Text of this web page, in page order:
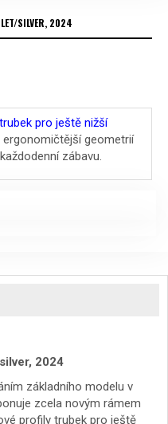
SILVER, 2024
pro ještě nižší
geometrií
zábavu.
2024
základního modelu v
zcela novým rámem
profily trubek pro ještě